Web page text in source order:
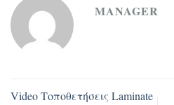
MANAGER
Video Τοποθετήσεις Laminate